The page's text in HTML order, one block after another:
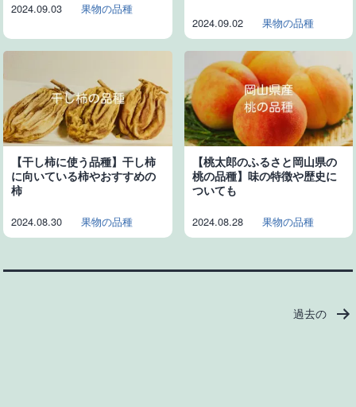
2024.09.03 果物の品種
2024.09.02 果物の品種
【干し柿に使う品種】干し柿
に向いている柿やおすすめの
柿
2024.08.30 果物の品種
【桃太郎のふるさと岡山県の
桃の品種】味の特徴や歴史に
ついても
2024.08.28 果物の品種
過去の